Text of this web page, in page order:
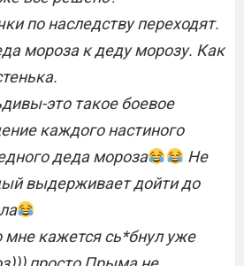
по наследству переходят.
мороза к деду морозу. Как
это такое боевое
каждого настиного
деда мороза
Не
выдерживает дойти до
кажется сь*бнул уже